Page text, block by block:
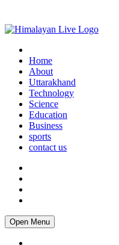
Home
About
Uttarakhand
Technology
Science
Education
Business
sports
contact us
Open Menu